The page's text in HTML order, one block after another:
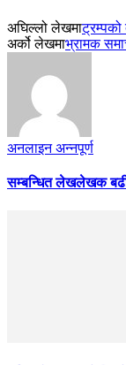
अघिल्लो लेखमाट्रम्पको
अर्को लेखमाभ्रामक
अनलाइन अन्नपूर्ण
सम्बन्धित लेखलेखक